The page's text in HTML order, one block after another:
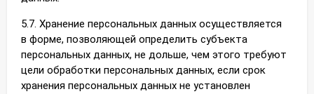
5.7. Хранение персональных данных осуществляется
в форме, позволяющей определить субъекта
персональных данных, не дольше, чем этого требуют
цели обработки персональных данных, если срок
хранения персональных данных не установлен